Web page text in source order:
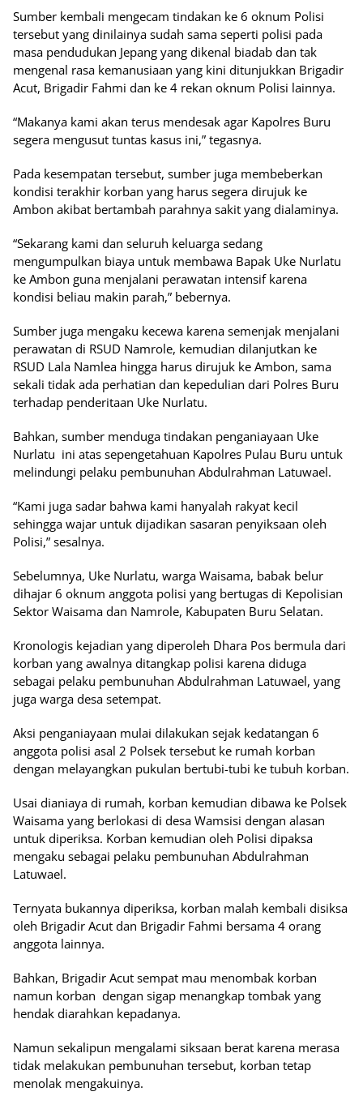
Sumber kembali mengecam tindakan ke 6 oknum Polisi
tersebut yang dinilainya sudah sama seperti polisi pada
masa pendudukan Jepang yang dikenal biadab dan tak
mengenal rasa kemanusiaan yang kini ditunjukkan Brigadir
Acut, Brigadir Fahmi dan ke 4 rekan oknum Polisi lainnya.
“Makanya kami akan terus mendesak agar Kapolres Buru
segera mengusut tuntas kasus ini,” tegasnya.
Pada kesempatan tersebut, sumber juga membeberkan
kondisi terakhir korban yang harus segera dirujuk ke
Ambon akibat bertambah parahnya sakit yang dialaminya.
“Sekarang kami dan seluruh keluarga sedang
mengumpulkan biaya untuk membawa Bapak Uke Nurlatu
ke Ambon guna menjalani perawatan intensif karena
kondisi beliau makin parah,” bebernya.
Sumber juga mengaku kecewa karena semenjak menjalani
perawatan di RSUD Namrole, kemudian dilanjutkan ke
RSUD Lala Namlea hingga harus dirujuk ke Ambon, sama
sekali tidak ada perhatian dan kepedulian dari Polres Buru
terhadap penderitaan Uke Nurlatu.
Bahkan, sumber menduga tindakan penganiayaan Uke
Nurlatu ini atas sepengetahuan Kapolres Pulau Buru untuk
melindungi pelaku pembunuhan Abdulrahman Latuwael.
“Kami juga sadar bahwa kami hanyalah rakyat kecil
sehingga wajar untuk dijadikan sasaran penyiksaan oleh
Polisi,” sesalnya.
Sebelumnya, Uke Nurlatu, warga Waisama, babak belur
dihajar 6 oknum anggota polisi yang bertugas di Kepolisian
Sektor Waisama dan Namrole, Kabupaten Buru Selatan.
Kronologis kejadian yang diperoleh Dhara Pos bermula dari
korban yang awalnya ditangkap polisi karena diduga
sebagai pelaku pembunuhan Abdulrahman Latuwael, yang
juga warga desa setempat.
Aksi penganiayaan mulai dilakukan sejak kedatangan 6
anggota polisi asal 2 Polsek tersebut ke rumah korban
dengan melayangkan pukulan bertubi-tubi ke tubuh korban.
Usai dianiaya di rumah, korban kemudian dibawa ke Polsek
Waisama yang berlokasi di desa Wamsisi dengan alasan
untuk diperiksa. Korban kemudian oleh Polisi dipaksa
mengaku sebagai pelaku pembunuhan Abdulrahman
Latuwael.
Ternyata bukannya diperiksa, korban malah kembali disiksa
oleh Brigadir Acut dan Brigadir Fahmi bersama 4 orang
anggota lainnya.
Bahkan, Brigadir Acut sempat mau menombak korban
namun korban dengan sigap menangkap tombak yang
hendak diarahkan kepadanya.
Namun sekalipun mengalami siksaan berat karena merasa
tidak melakukan pembunuhan tersebut, korban tetap
menolak mengakuinya.